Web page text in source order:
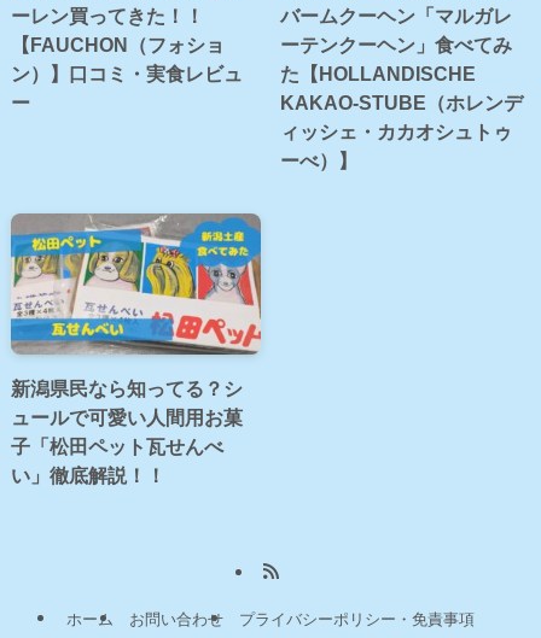
ーレン買ってきた！！
【FAUCHON（フォショ
ン）】口コミ・実食レビュ
ー
バームクーヘン「マルガレ
ーテンクーヘン」食べてみ
た【HOLLANDISCHE
KAKAO-STUBE（ホレンデ
ィッシェ・カカオシュトゥ
ーべ）】
新潟県民なら知ってる？シ
ュールで可愛い人間用お菓
子「松田ペット瓦せんべ
い」徹底解説！！
ホーム お問い合わせ プライバシーポリシー・免責事項